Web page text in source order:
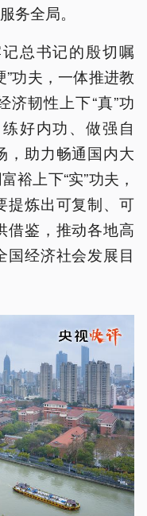
务全局。
总书记的殷切嘱
功夫，一体推进教
济韧性上下“真”功
好内功、做强自
，助力畅通国内大
裕上下“实”功夫，
提炼出可复制、可
借鉴，推动各地高
国经济社会发展目